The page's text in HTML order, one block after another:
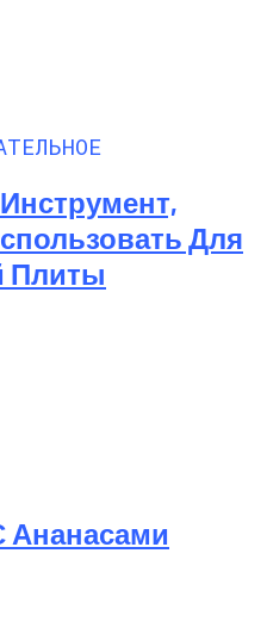
Для
Плиты
Ананасами